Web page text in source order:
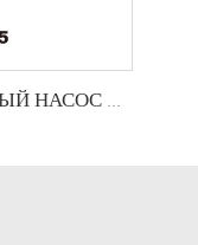
ГИДРОКС САДОВЫЙ ИМПУЛЬСНЫЙ НАСОС С БООСТЕРОМ ДАВЛЕНИЯ- ПКЖ-ИА